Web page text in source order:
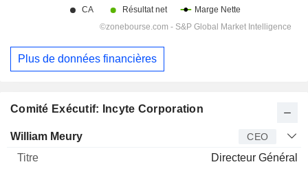
Comité Exécutif: Incyte Corporation
Dirigeant Titre
William Meury CEO
Directeur Général
Plus de données financières